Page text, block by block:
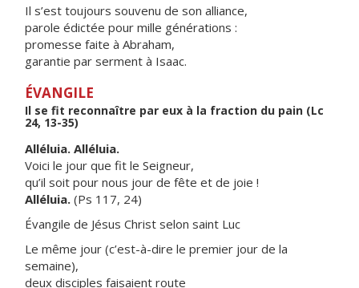
Il s’est toujours souvenu de son alliance,
parole édictée pour mille générations :
promesse faite à Abraham,
garantie par serment à Isaac.
ÉVANGILE
Il se fit reconnaître par eux à la fraction du pain (Lc
24, 13-35)
Alléluia. Alléluia.
Voici le jour que fit le Seigneur,
qu’il soit pour nous jour de fête et de joie !
Alléluia. (Ps 117, 24)
Évangile de Jésus Christ selon saint Luc
Le même jour (c’est-à-dire le premier jour de la
semaine),
deux disciples faisaient route